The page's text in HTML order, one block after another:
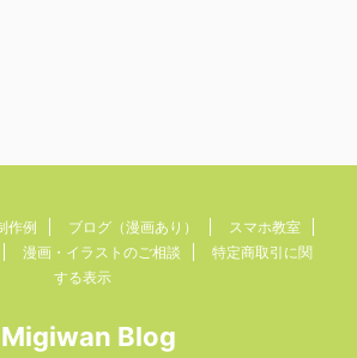
作例 ブログ（漫画あり）
スマホ教室
漫画・イラストのご相談
特定商取引に関
する表示
Migiwan Blog
Blog , 2026 All Rights